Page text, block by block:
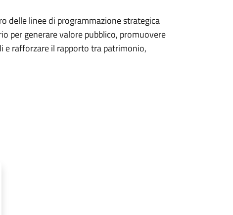
delle linee di programmazione strategica
per generare valore pubblico, promuovere
e rafforzare il rapporto tra patrimonio,